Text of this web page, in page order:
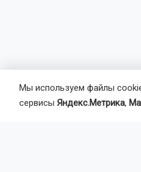
Мы используем файлы
сервисы Яндекс.Метрика,